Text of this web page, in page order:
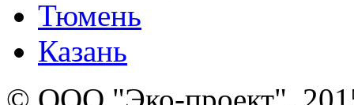
Тюмень
Казань